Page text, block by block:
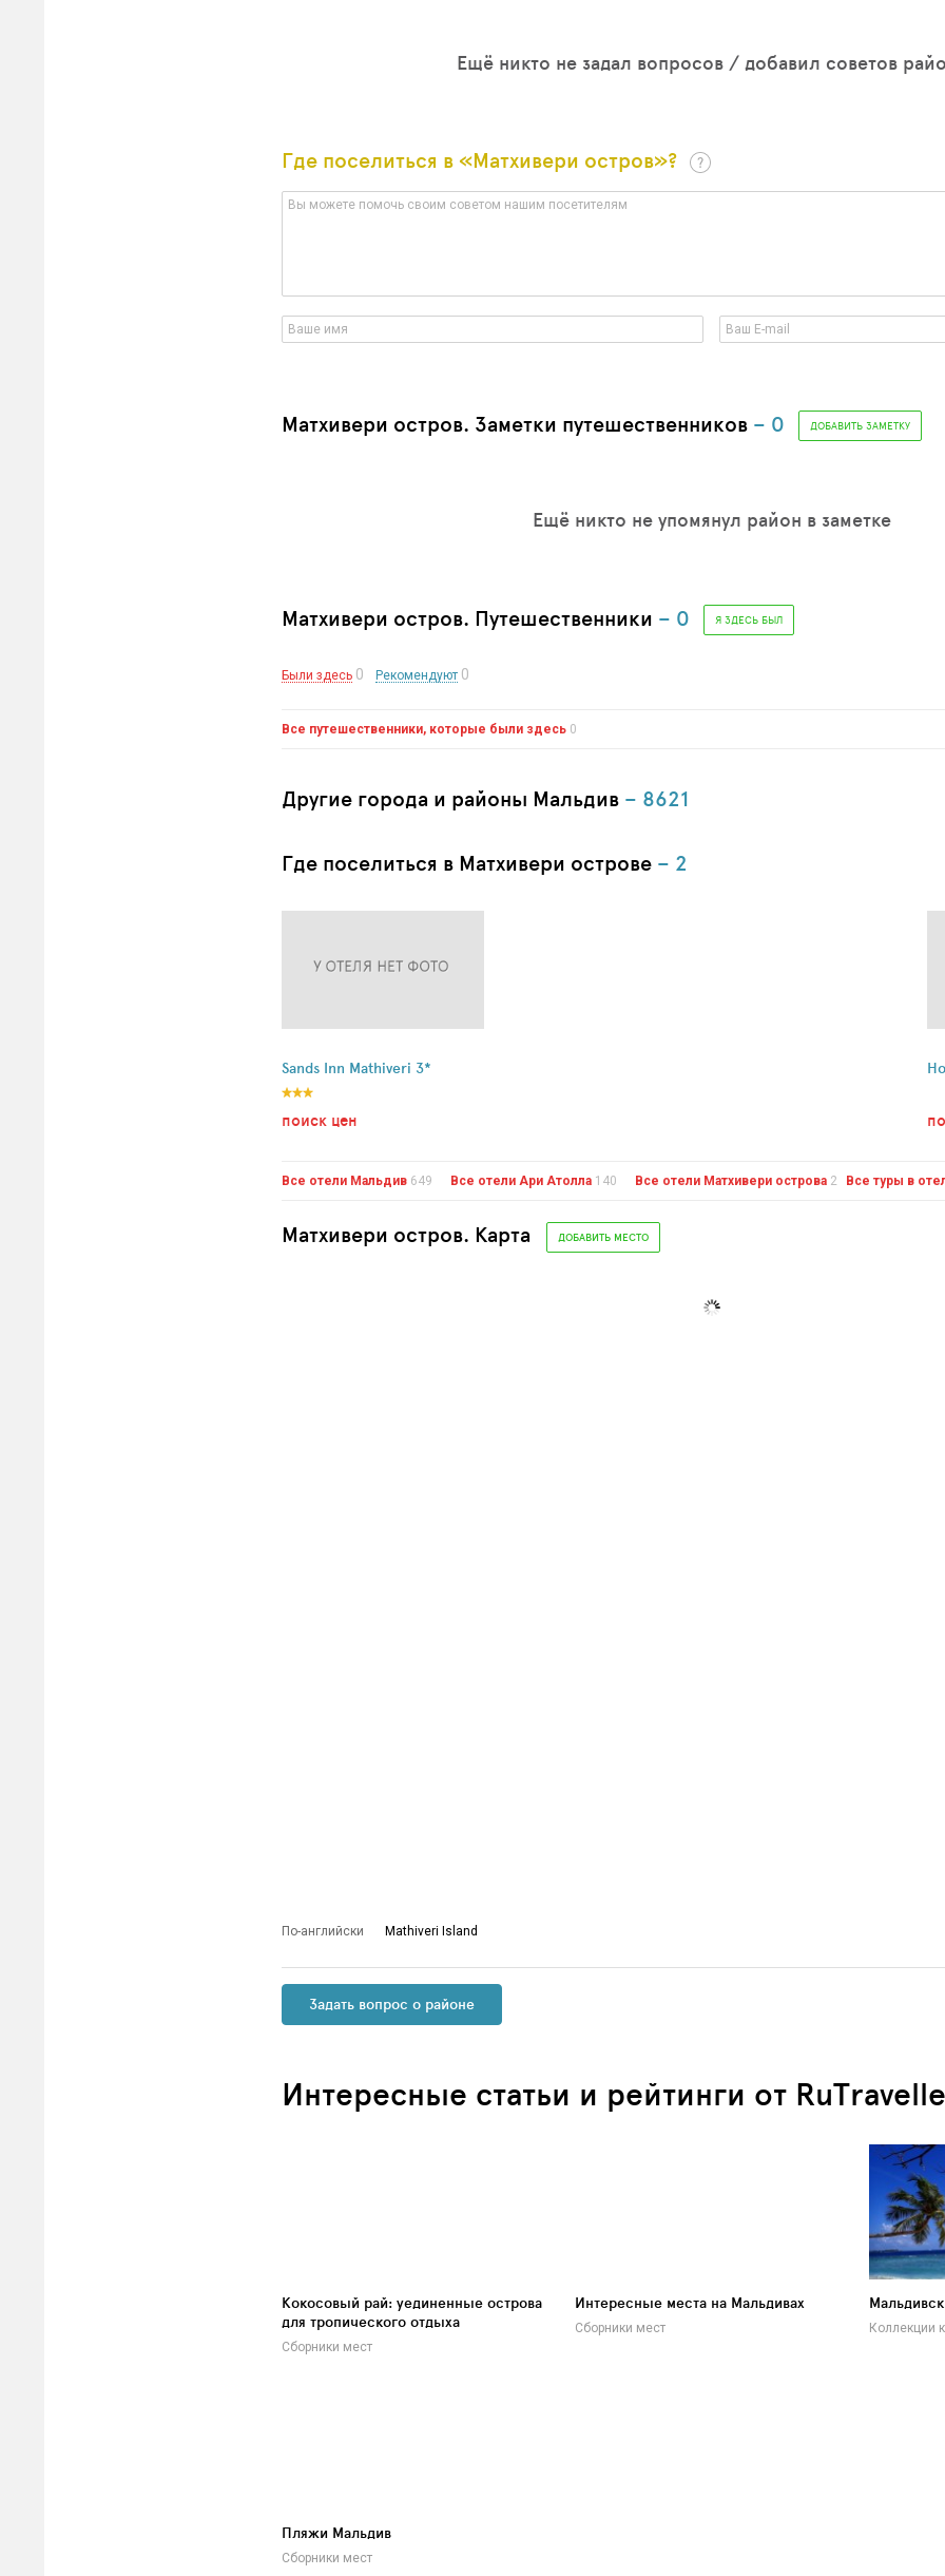
Ещё никто не задал вопросов / добавил советов
Где поселиться в «Матхивери остров»?
Матхивери остров. Заметки путешественников – 0 ДОБАВИТЬ ЗАМЕТКУ
Ещё никто не упомянул район в заметке
Матхивери остров. Путешественники – 0 Я ЗДЕСЬ БЫЛ
Были здесь 0 Рекомендуют 0
Все путешественники, которые были здесь 0
Другие города и районы Мальдив – 8621
Где поселиться в Матхивери острове – 2
Sands Inn Mathiveri 3*
поиск цен
Все отели Мальдив 649 Все отели Ари Атолла 140 Все отели Матхивери острова 2 Все туры в
Матхивери остров. Карта ДОБАВИТЬ МЕСТО
По-английски Mathiveri Island
Задать вопрос о районе
Интересные статьи и рейтинги от
Кокосовый рай: уединенные острова
для тропического отдыха
Сборники мест
Интересные места на Мальдивах
Сборники мест Коллекции
Пляжи Мальдив
Сборники мест